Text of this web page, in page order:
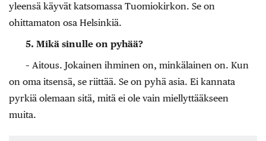
yleensä käyvät katsomassa Tuomiokirkon. Se on
ohittamaton osa Helsinkiä.
5. Mikä sinulle on pyhää?
– Aitous. Jokainen ihminen on, minkälainen on. Kun
on oma itsensä, se riittää. Se on pyhä asia. Ei kannata
pyrkiä olemaan sitä, mitä ei ole vain miellyttääkseen
muita.